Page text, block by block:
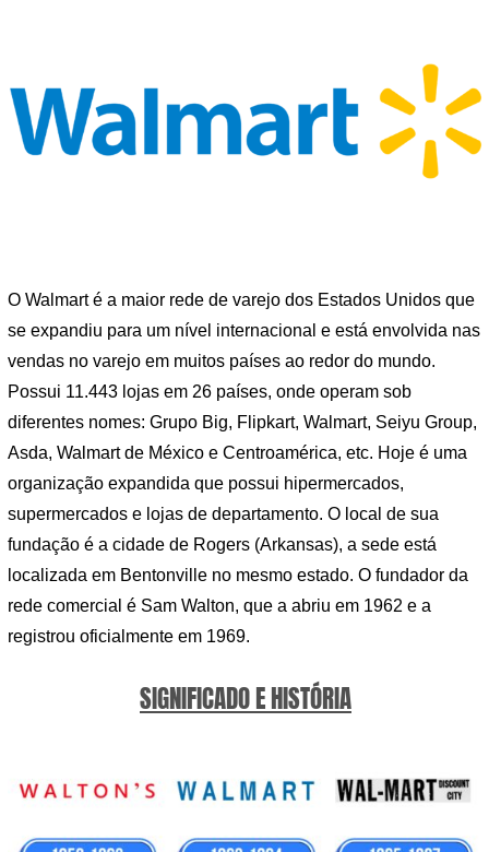
O Walmart é a maior rede de varejo dos Estados Unidos que
se expandiu para um nível internacional e está envolvida nas
vendas no varejo em muitos países ao redor do mundo.
Possui 11.443 lojas em 26 países, onde operam sob
diferentes nomes: Grupo Big, Flipkart, Walmart, Seiyu Group,
Asda, Walmart de México e Centroamérica, etc. Hoje é uma
organização expandida que possui hipermercados,
supermercados e lojas de departamento. O local de sua
fundação é a cidade de Rogers (Arkansas), a sede está
localizada em Bentonville no mesmo estado. O fundador da
rede comercial é Sam Walton, que a abriu em 1962 e a
registrou oficialmente em 1969.
SIGNIFICADO E HISTÓRIA